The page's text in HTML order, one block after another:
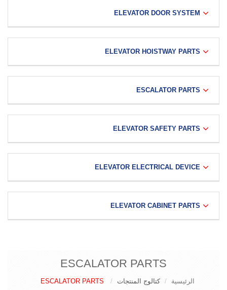
ELEVATOR DOOR SYSTEM
ELEVATOR HOISTWAY PARTS
ESCALATOR PARTS
ELEVATOR SAFETY PARTS
ELEVATOR ELECTRICAL DEVICE
ELEVATOR CABINET PARTS
ESCALATOR PARTS
الرئيسية كتالوج المنتجات